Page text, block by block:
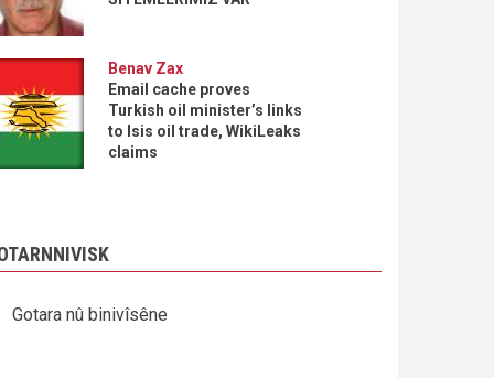
Benav Zax
Email cache proves
Turkish oil minister’s links
to Isis oil trade, WikiLeaks
claims
Gotara nû binivîsêne